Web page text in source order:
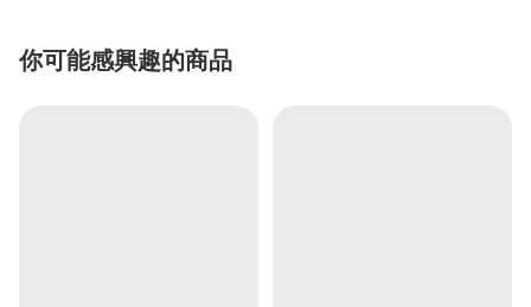
你可能感興趣的商品